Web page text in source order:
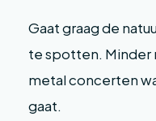
Gaat graag de
te spotten. Minder
metal concerten
gaat.